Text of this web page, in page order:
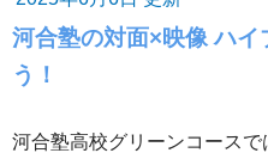
河合塾の対面×映像 ハイ
う！
河合塾高校グリーンコース